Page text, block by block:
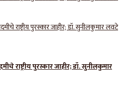
राष्ट्रीय पुरस्कार जाहीर; डॉ. सुनीलकुमार